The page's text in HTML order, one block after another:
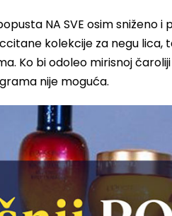
NA SVE osim
kolekcije za negu
Ko bi odoleo mirisnoj
nije moguća.